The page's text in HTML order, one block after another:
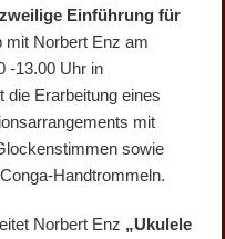
Einführung für
mit Norbert Enz am
-13.00 Uhr in
die Erarbeitung eines
mit
sowie
Handtrommeln.
Norbert Enz „Ukulele